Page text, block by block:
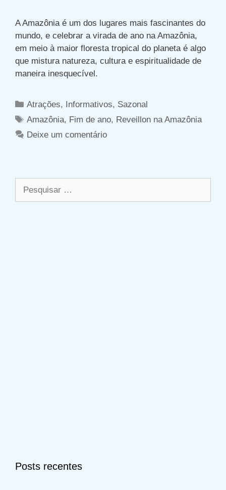
A Amazônia é um dos lugares mais fascinantes do
mundo, e celebrar a virada de ano na Amazônia,
em meio à maior floresta tropical do planeta é algo
que mistura natureza, cultura e espiritualidade de
maneira inesquecível.
Categorias
Atrações, Informativos, Sazonal
Tags
Amazônia, Fim de ano, Reveillon na Amazônia
Deixe um comentário
Posts recentes